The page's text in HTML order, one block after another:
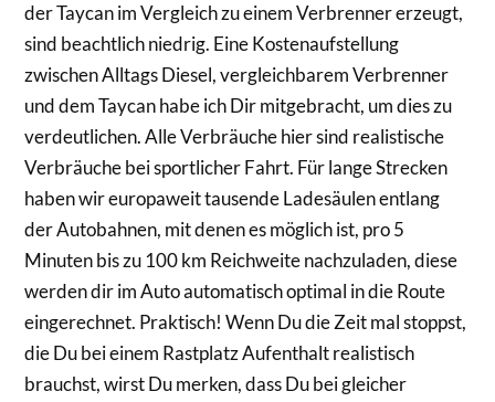
der Taycan im Vergleich zu einem Verbrenner erzeugt,
sind beachtlich niedrig. Eine Kostenaufstellung
zwischen Alltags Diesel, vergleichbarem Verbrenner
und dem Taycan habe ich Dir mitgebracht, um dies zu
verdeutlichen. Alle Verbräuche hier sind realistische
Verbräuche bei sportlicher Fahrt. Für lange Strecken
haben wir europaweit tausende Ladesäulen entlang
der Autobahnen, mit denen es möglich ist, pro 5
Minuten bis zu 100 km Reichweite nachzuladen, diese
werden dir im Auto automatisch optimal in die Route
eingerechnet. Praktisch! Wenn Du die Zeit mal stoppst,
die Du bei einem Rastplatz Aufenthalt realistisch
brauchst, wirst Du merken, dass Du bei gleicher